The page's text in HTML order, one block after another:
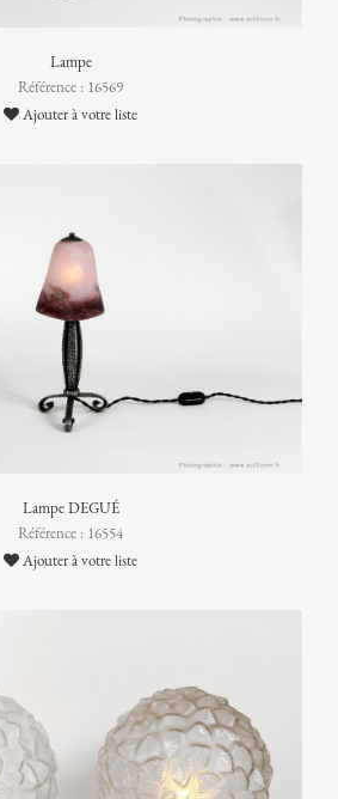
Lampe
Référence : 16569
Ajouter à votre liste
Lampe DEGUÉ
Référence : 16554
Ajouter à votre liste